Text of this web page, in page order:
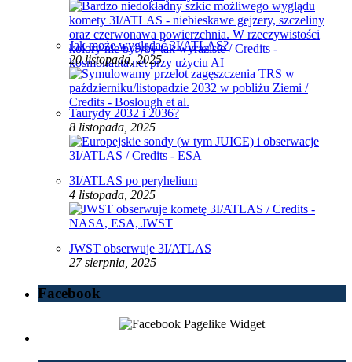
Jak może wyglądać 3I/ATLAS?
20 listopada, 2025
Taurydy 2032 i 2036?
8 listopada, 2025
3I/ATLAS po peryhelium
4 listopada, 2025
JWST obserwuje 3I/ATLAS
27 sierpnia, 2025
Facebook